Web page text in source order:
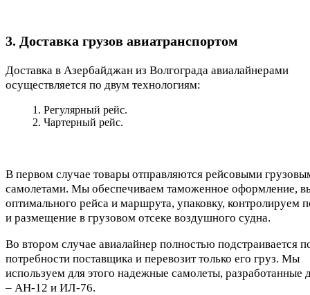
3. Доставка грузов авиатранспортом
Доставка в Азербайджан из Волгограда авиалайнерами
осуществляется по двум технологиям:
Регулярный рейс.
Чартерный рейс.
В первом случае товары отправляются рейсовыми
самолетами. Мы обеспечиваем таможенное оформление,
оптимального рейса и маршрута, упаковку, контролируем
и размещение в грузовом отсеке воздушного судна.
Во втором случае авиалайнер полностью подстраивается
потребности поставщика и перевозит только его груз. Мы
используем для этого надежные самолеты, разработанные
– АН-12 и ИЛ-76.